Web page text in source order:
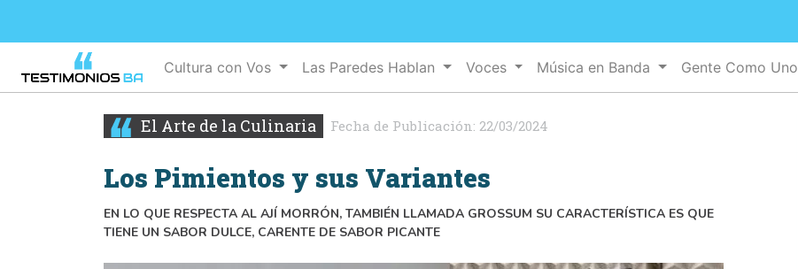
Cultura con Vos Las Paredes Hablan Voces Música en Banda Gente Como Uno
El Arte de la Culinaria Fecha de Publicación: 22/03/2024
Los Pimientos y sus Variantes
EN LO QUE RESPECTA AL AJÍ MORRÓN, TAMBIÉN LLAMADA GROSSUM SU CARACTERÍSTICA ES QUE
TIENE UN SABOR DULCE, CARENTE DE SABOR PICANTE